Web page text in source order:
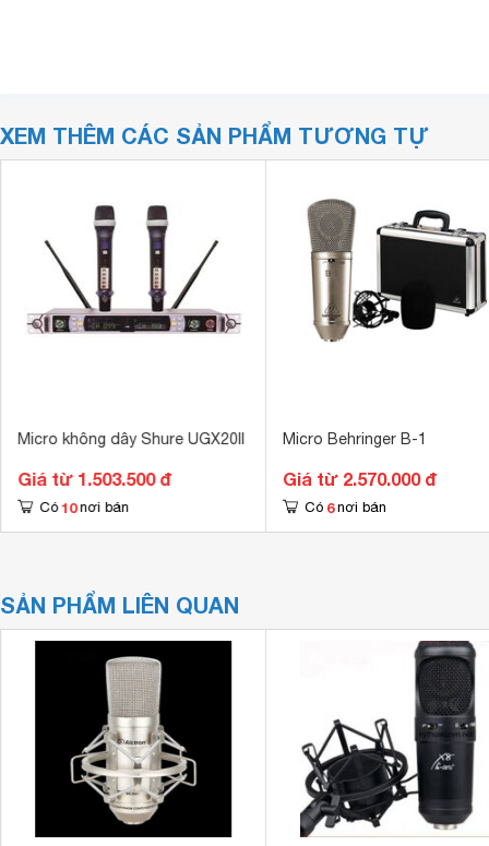
XEM THÊM CÁC SẢN PHẨM TƯƠNG TỰ
Micro không dây Shure UGX20II
Giá từ 1.503.500 đ
Có 10 nơi bán
Micro Behringer B-1
Giá từ 2.570.000 đ
Có 6 nơi bán
SẢN PHẨM LIÊN QUAN